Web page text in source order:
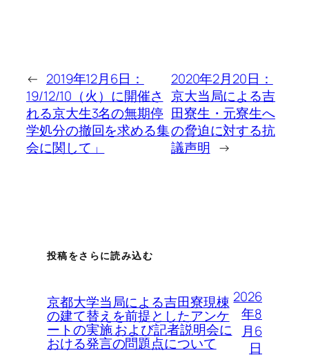
← 2019年12月6日：
19/12/10（火）に開催さ
れる京大生3名の無期停
学処分の撤回を求める集
会に関して」
2020年2月20日：
京大当局による吉
田寮生・元寮生へ
の脅迫に対する抗
議声明 →
投稿をさらに読み込む
京都大学当局による吉田寮現棟
の建て替えを前提としたアンケ
ートの実施 および記者説明会に
おける発言の問題点について
2026
年8
月6
日